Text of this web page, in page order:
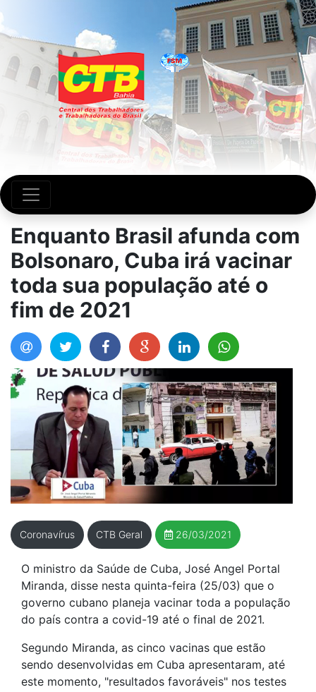
Enquanto Brasil afunda com
Bolsonaro, Cuba irá vacinar
toda sua população até o
fim de 2021
Coronavírus CTB Geral 26/03/2021
O ministro da Saúde de Cuba, José Angel Portal
Miranda, disse nesta quinta-feira (25/03) que o
governo cubano planeja vacinar toda a população
do país contra a covid-19 até o final de 2021.
Segundo Miranda, as cinco vacinas que estão
sendo desenvolvidas em Cuba apresentaram, até
este momento, "resultados favoráveis" nos testes